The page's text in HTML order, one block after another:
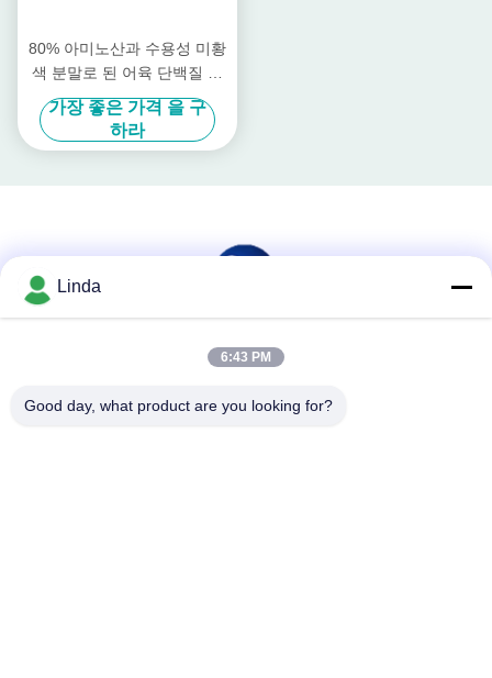
80% 아미노산과 수용성 미황
색 분말로 된 어육 단백질 비
료
가장 좋은 가격 을 구
하라
소셜 미디어
Linda
6:43 PM
Good day, what product are you looking for?